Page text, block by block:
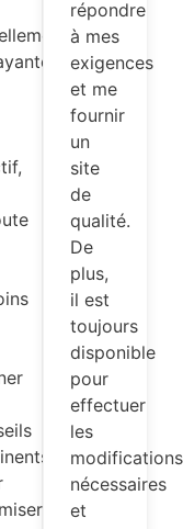
répondre
à mes
exigences
et me
fournir
un
site
de
qualité.
De
plus,
il est
toujours
disponible
pour
effectuer
les
modifications
nécessaires
et